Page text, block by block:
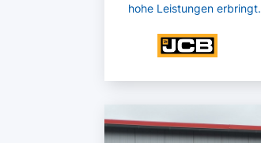
hohe Leistungen erbringt.